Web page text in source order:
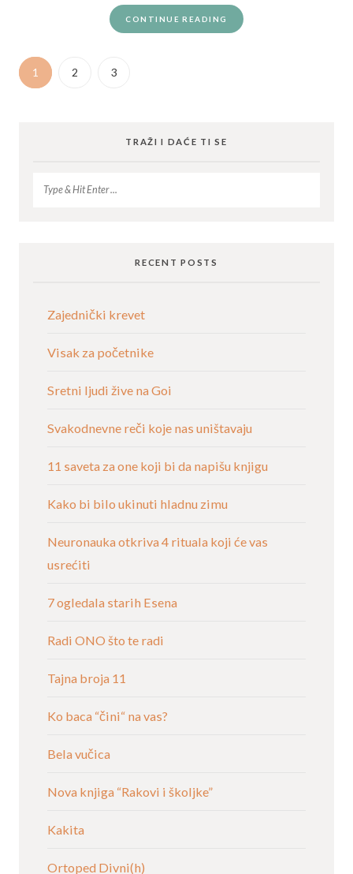
CONTINUE READING
1 2 3
TRAŽI I DAĆE TI SE
RECENT POSTS
Zajednički krevet
Visak za početnike
Sretni ljudi žive na Goi
Svakodnevne reči koje nas uništavaju
11 saveta za one koji bi da napišu knjigu
Kako bi bilo ukinuti hladnu zimu
Neuronauka otkriva 4 rituala koji će vas
usrećiti
7 ogledala starih Esena
Radi ONO što te radi
Tajna broja 11
Ko baca “čini“ na vas?
Bela vučica
Nova knjiga “Rakovi i školjke”
Kakita
Ortoped Divni(h)